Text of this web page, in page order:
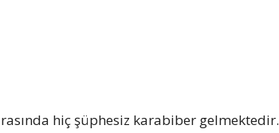
hiç şüphesiz karabiber gelmektedir.